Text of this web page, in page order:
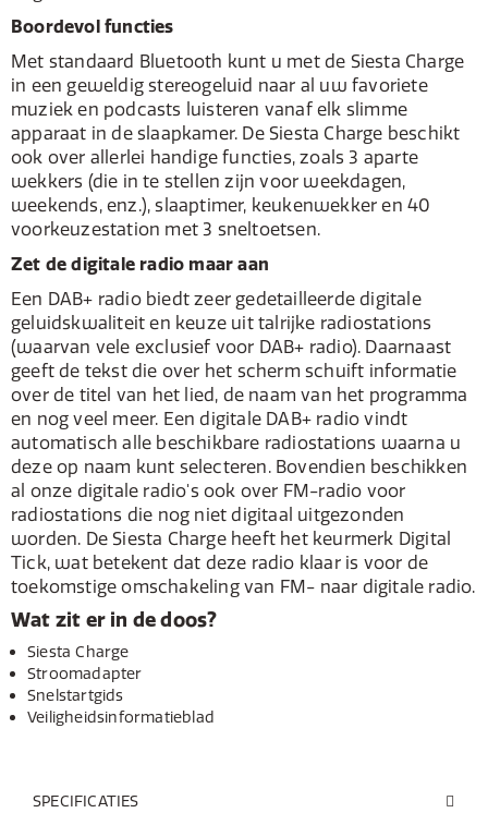
Boordevol functies
Met standaard Bluetooth kunt u met de Siesta Charge
in een geweldig stereogeluid naar al uw favoriete
muziek en podcasts luisteren vanaf elk slimme
apparaat in de slaapkamer. De Siesta Charge beschikt
ook over allerlei handige functies, zoals 3 aparte
wekkers (die in te stellen zijn voor weekdagen,
weekends, enz.), slaaptimer, keukenwekker en 40
voorkeuzestation met 3 sneltoetsen.
Zet de digitale radio maar aan
Een DAB+ radio biedt zeer gedetailleerde digitale
geluidskwaliteit en keuze uit talrijke radiostations
(waarvan vele exclusief voor DAB+ radio). Daarnaast
geeft de tekst die over het scherm schuift informatie
over de titel van het lied, de naam van het programma
en nog veel meer. Een digitale DAB+ radio vindt
automatisch alle beschikbare radiostations waarna u
deze op naam kunt selecteren. Bovendien beschikken
al onze digitale radio's ook over FM-radio voor
radiostations die nog niet digitaal uitgezonden
worden. De Siesta Charge heeft het keurmerk Digital
Tick, wat betekent dat deze radio klaar is voor de
toekomstige omschakeling van FM- naar digitale radio.
Wat zit er in de doos?
Siesta Charge
Stroomadapter
Snelstartgids
Veiligheidsinformatieblad
SPECIFICATIES